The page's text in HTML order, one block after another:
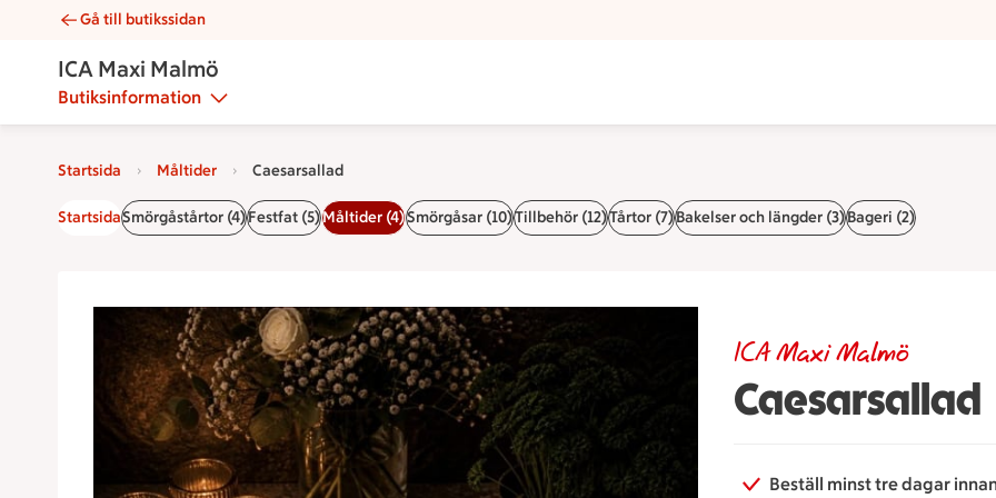
Caesarsallad | Catering ICA Maxi Malmö
Gå till butikssidan
ICA Maxi Malmö
Butiksinformation
Startsida Måltider Caesarsallad
StartsidaSmörgåstårtor (4)Festfat (5)Måltider (4)Smörgåsar (10)Tillbehör (12)Tårtor (7)Bakelser och längder (3)Bageri (2)
Caesarsallad
ICA Maxi Malmö
Beställ minst tre dagar